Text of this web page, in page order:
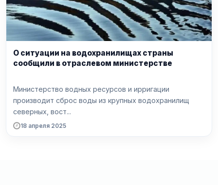
О ситуации на водохранилищах страны
сообщили в отраслевом министерстве
Министерство водных ресурсов и ирригации
производит сброс воды из крупных водохранилищ
северных, вост...
18 апреля 2025